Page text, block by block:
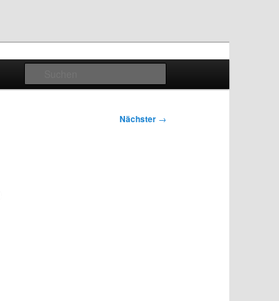
Nächster →